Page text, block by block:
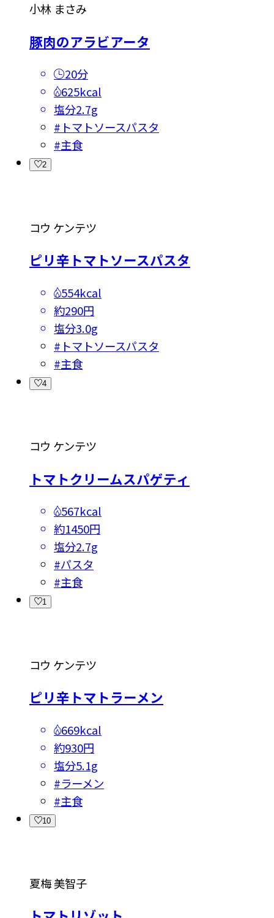
小林 まさみ
豚肉のアラビアータ
20分
625kcal
塩分2.7g
# トマトソースパスタ
#主食
2
コウ ケンテツ
ピリ辛トマトソースパスタ
554kcal
約290円
塩分3.0g
# トマトソースパスタ
#主食
4
コウ ケンテツ
トマトクリームスパゲティ
567kcal
約1450円
塩分2.7g
#パスタ
#主食
1
コウ ケンテツ
ピリ辛トマトラーメン
669kcal
約930円
塩分5.1g
#ラーメン
#主食
10
夏梅 美智子